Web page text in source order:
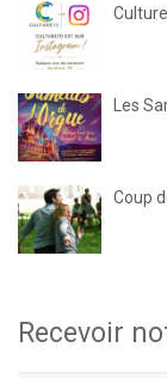
Les
Coup
Recevoir